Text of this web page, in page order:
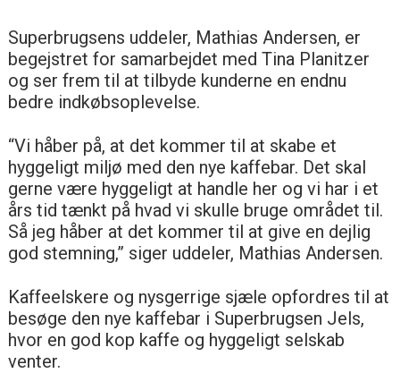
Superbrugsens uddeler, Mathias Andersen, er
begejstret for samarbejdet med Tina Planitzer
og ser frem til at tilbyde kunderne en endnu
bedre indkøbsoplevelse.
“Vi håber på, at det kommer til at skabe et
hyggeligt miljø med den nye kaffebar. Det skal
gerne være hyggeligt at handle her og vi har i et
års tid tænkt på hvad vi skulle bruge området til.
Så jeg håber at det kommer til at give en dejlig
god stemning,” siger uddeler, Mathias Andersen.
Kaffeelskere og nysgerrige sjæle opfordres til at
besøge den nye kaffebar i Superbrugsen Jels,
hvor en god kop kaffe og hyggeligt selskab
venter.